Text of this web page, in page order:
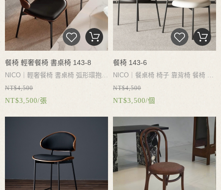
餐椅 輕奢餐椅 書桌椅 143-8
NICO｜ 輕奢餐椅 書桌椅 弧形環抱式
靠背 貼合人體曲線
回彈海綿填充 柔韌支撐
素鋼椅腳 拒絕搖晃 椅腳設有防滑防
NT$4,500
NT$3,500/張
餐椅 143-6
NICO｜ 餐桌椅 椅子 靠背椅 餐椅
談椅 極簡工業風餐椅
固承重 優質超纖皮
膩 高密度回彈乳膠海綿 坐感舒適
NT$4,500
NT$3,500/個